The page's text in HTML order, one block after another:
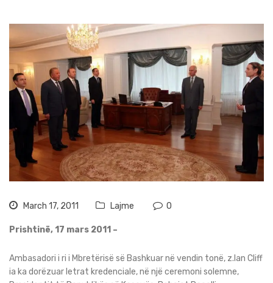
March 17, 2011 Lajme 0
Prishtinë, 17 mars 2011 –
Ambasadori i ri i Mbretërisë së Bashkuar në vendin tonë, z.Ian Cliff
ia ka dorëzuar letrat kredenciale, në një ceremoni solemne,